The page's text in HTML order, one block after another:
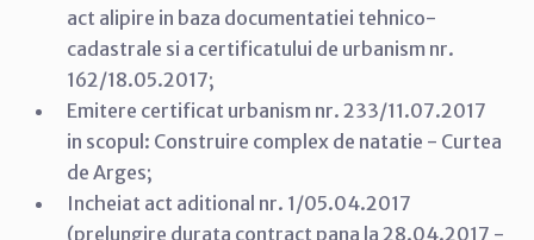
act alipire in baza documentatiei tehnico-
cadastrale si a certificatului de urbanism nr.
162/18.05.2017;
Emitere certificat urbanism nr. 233/11.07.2017
in scopul: Construire complex de natatie - Curtea
de Arges;
Incheiat act aditional nr. 1/05.04.2017
(prelungire durata contract pana la 28.04.2017 -